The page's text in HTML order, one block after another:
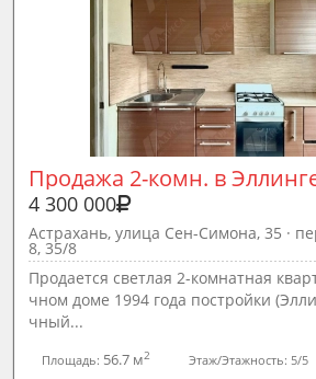
Продажа 2-комн. в
4 300 000
Астрахань, улица Сен-Симона, 35 ·
8, 35/8
Продается светлая 2-комнатная
чном доме 1994 года постройки
чный...
Площадь: 56.7 м2 Этаж/Этажность:5/5